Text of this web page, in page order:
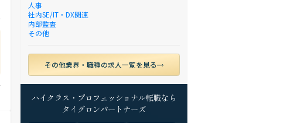
人事
社内SE/IT・DX関連
内部監査
その他
その他業界・職種の求人一覧を見る
ハイクラス・プロフェッショナル転職なら
タイグロンパートナーズ